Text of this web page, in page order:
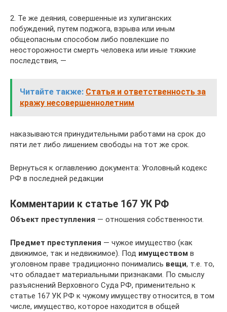
2. Те же деяния, совершенные из хулиганских
побуждений, путем поджога, взрыва или иным
общеопасным способом либо повлекшие по
неосторожности смерть человека или иные тяжкие
последствия, —
Читайте также: Статья и ответственность за
кражу несовершеннолетним
наказываются принудительными работами на срок до
пяти лет либо лишением свободы на тот же срок.
Вернуться к оглавлению документа: Уголовный кодекс
РФ в последней редакции
Комментарии к статье 167 УК РФ
Объект преступления — отношения собственности.
Предмет преступления — чужое имущество (как
движимое, так и недвижимое). Под имуществом в
уголовном праве традиционно понимались вещи, т.е. то,
что обладает материальными признаками. По смыслу
разъяснений Верховного Суда РФ, применительно к
статье 167 УК РФ к чужому имуществу относится, в том
числе, имущество, которое находится в общей